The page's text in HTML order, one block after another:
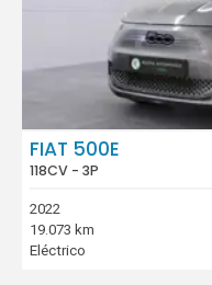
FIAT 500E
118CV - 3P
2022
19.073 km
Eléctrico